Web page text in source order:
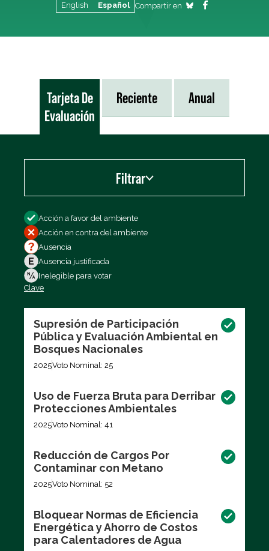
English Español Compartir en
Tarjeta De
Evaluación
Reciente Anual
Filtrar
Filtrar por
Acción a favor del ambiente
Acción en contra del ambiente
Ausencia
Ausencia justificada
Inelegible para votar
Clave
Supresión de Participación
Pública y Evaluación Ambiental en
Bosques Nacionales
2025Voto Nominal: 25
Uso de Fuerza Bruta para Derribar
Protecciones Ambientales
2025Voto Nominal: 41
Reducción de Cargos Por
Contaminar con Metano
2025Voto Nominal: 52
Bloquear Normas de Eficiencia
Energética y Ahorro de Costos
para Calentadores de Agua